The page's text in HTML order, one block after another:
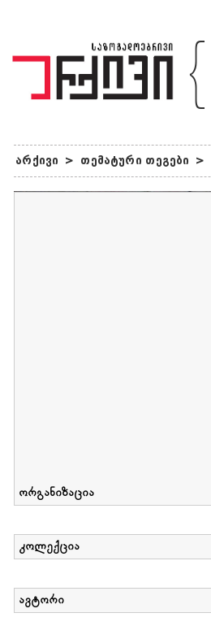
{
არქივი > თემატური თეგები >
ორგანიზაცია
კოლექცია
ავტორი